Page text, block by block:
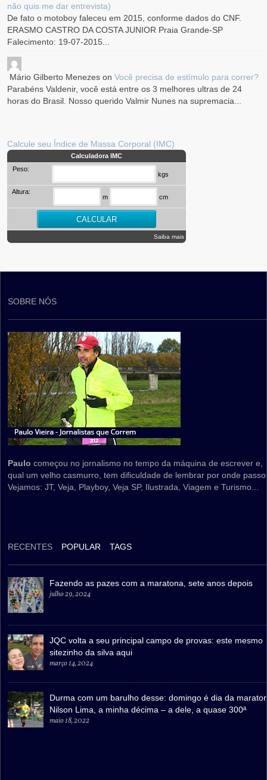
não quis me dar entrevista)
De fato o motoboy faleceu em 2015, conforme dados do CNF.
ERASMO CASTRO DA COSTA JUNIOR Praia Grande-SP
Falecimento: 19-07-2015...
Mário Gilberto Menezes onVocê precisa de estímulo para correr?
Parabéns Valdenir, você está entre os 3 melhores ultras de 24
horas do Brasil. Nosso querido Valmir Nunes na supremacia...
Calcule seu Índice de Massa Corporal (IMC)
Calculadora IMC
Peso:
kgs
Altura:
m cm
Saiba mais
SOBRE NÓS
Paulo começou no jornalismo no tempo da máquina de escrever e,
qual um velho casmurro, tem dificuldade de lembrar por onde
Vejamos: JT, Veja, Playboy, Veja SP, Ilustrada, Viagem e Turismo...
RECENTES POPULAR TAGS
Fazendo as pazes com a maratona, sete anos depois
julho 29, 2024
JQC volta a seu principal campo de provas: este mesmo
sitezinho da silva aqui
março 14, 2024
Durma com um barulho desse: domingo é dia da
Nilson Lima, a minha décima – a dele, a quase 300ª
maio 18, 2022